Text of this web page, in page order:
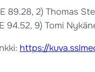
89.28, 2) Thomas
94.52, 9) Tomi
https://